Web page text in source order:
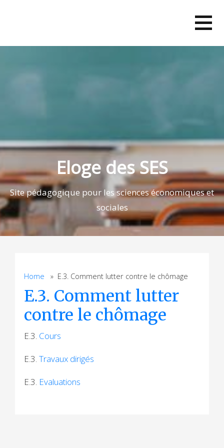
Eloge des SES
Site pédagogique pour les sciences économiques et
sociales
Home » E.3. Comment lutter contre le chômage
E.3. Comment lutter
contre le chômage
E.3. Cours
E.3.Travaux dirigés
E.3. Evaluations